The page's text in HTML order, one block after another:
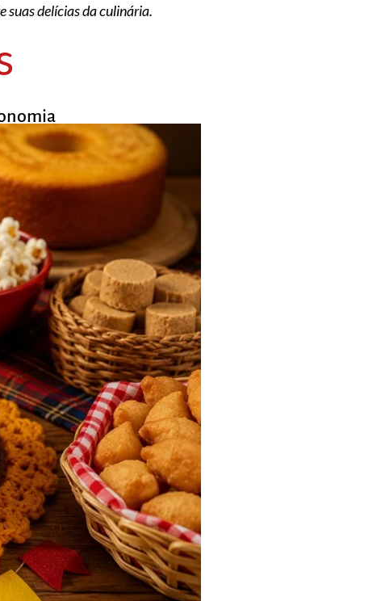
suas delícias da culinária.